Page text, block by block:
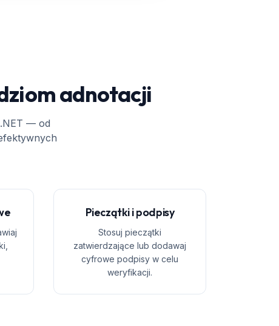
adnotacji
— od
Pieczątki i podpisy
Stosuj pieczątki
zatwierdzające lub dodawaj
cyfrowe podpisy w celu
weryfikacji.